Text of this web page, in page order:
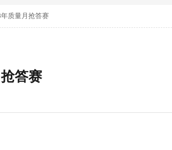
质量月抢答赛
答赛